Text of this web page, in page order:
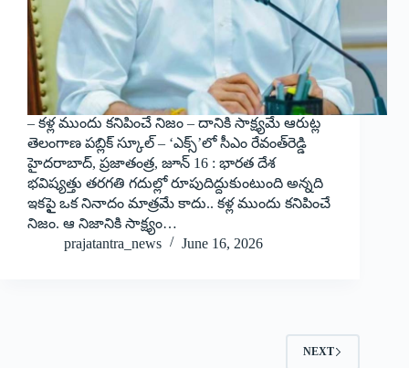
– కళ్ల ముందు కనిపించే నిజం – దానికి సాక్ష్యమే ఆరుట్ల
తెలంగాణ పబ్లిక్ స్కూల్ – ‘ఎక్స్‌’లో సీఎం రేవంత్‌రెడ్డి
హైదరాబాద్, ప్రజాతంత్ర, జూన్ 16 : భారత దేశ
భవిష్యత్తు తరగతి గదుల్లో రూపుదిద్దుకుంటుంది అన్నది
ఇకపైౖ ఒక నినాదం మాత్రమే కాదు.. కళ్ల ముందు కనిపించే
నిజం. ఆ నిజానికి సాక్ష్యం…
prajatantra_news
June 16, 2026
NEXT